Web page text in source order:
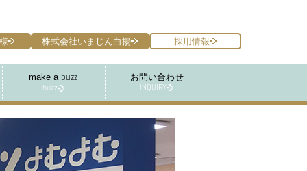
make a buzz
buzz
お問い合わせ
INQUIRY
株式会社いまじん白揚 採用情報